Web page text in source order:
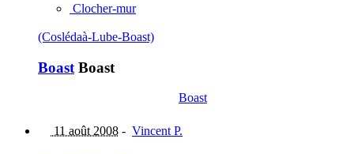
Clocher-mur
(Coslédaà-Lube-Boast)
Boast Boast
Boast
11 août 2008 - Vincent P.